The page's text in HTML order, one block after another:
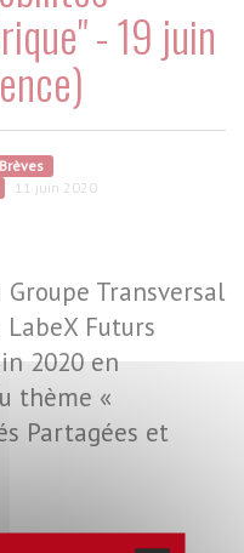
- 19 juin
Brèves
11 juin 2020
Transversal
Futurs
2020 en
thème «
Partagées et